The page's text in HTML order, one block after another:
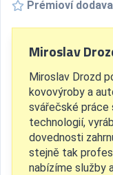
Prémioví
Miroslav
Miroslav Drozd
kovovýroby a
svářečské práce
technologií,
dovednosti
stejně tak
nabízíme služby